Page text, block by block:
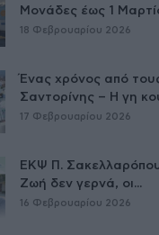
Μονάδες έως 1
18 Φεβρουαρίου 2026
Ένας χρόνος από
Σαντορίνης – Η γη
17 Φεβρουαρίου 2026
ΕΚΨ Π.
Ζωή δεν γερνά, οι...
16 Φεβρουαρίου 2026